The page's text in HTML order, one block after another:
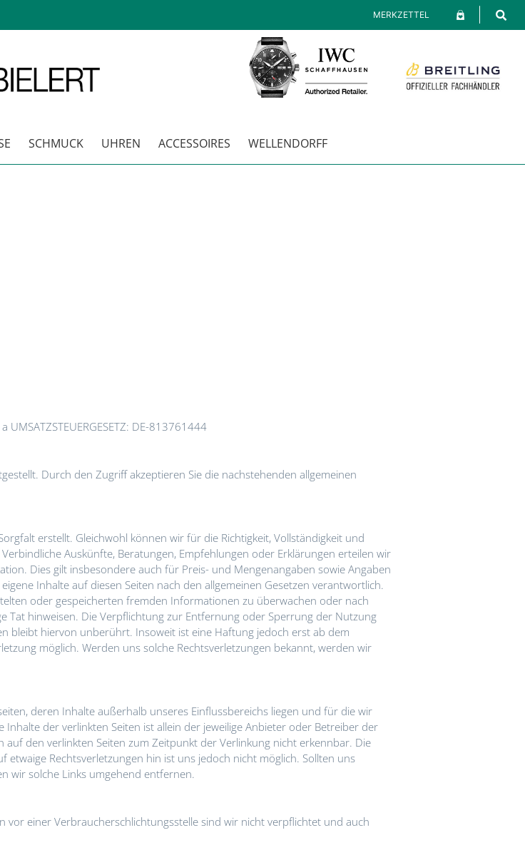
MERKZETTEL
SCHMUCK UHREN ACCESSOIRES WELLENDORFF
DE-813761444
Durch den Zugriff akzeptieren Sie die nachstehenden allgemeinen
erstellt. Gleichwohl können wir für die Richtigkeit, Vollständigkeit und
Auskünfte, Beratungen, Empfehlungen oder Erklärungen erteilen wir
Dies gilt insbesondere auch für Preis- und Mengenangaben sowie Angaben
Inhalte auf diesen Seiten nach den allgemeinen Gesetzen verantwortlich.
oder gespeicherten fremden Informationen zu überwachen oder nach
Tat hinweisen. Die Verpflichtung zur Entfernung oder Sperrung der Nutzung
bleibt hiervon unberührt. Insoweit ist eine Haftung jedoch erst ab dem
möglich. Werden uns solche Rechtsverletzungen bekannt, werden wir
deren Inhalte außerhalb unseres Einflussbereichs liegen und für die wir
der verlinkten Seiten ist allein der jeweilige Anbieter oder Betreiber der
auf den verlinkten Seiten zum Zeitpunkt der Verlinkung nicht erkennbar. Die
etwaige Rechtsverletzungen hin ist uns jedoch nicht möglich. Sollten uns
wir solche Links umgehend entfernen.
vor einer Verbraucherschlichtungsstelle sind wir nicht verpflichtet und auch